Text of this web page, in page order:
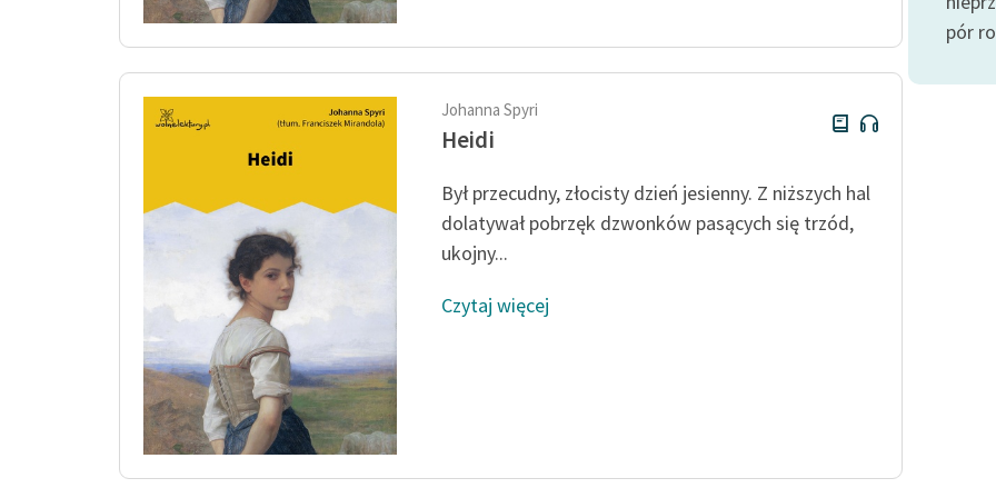
Johanna Spyri
Heidi
Był przecudny, złocisty dzień jesienny. Z niższych hal
dolatywał pobrzęk dzwonków pasących się trzód,
ukojny...
Czytaj więcej
pór